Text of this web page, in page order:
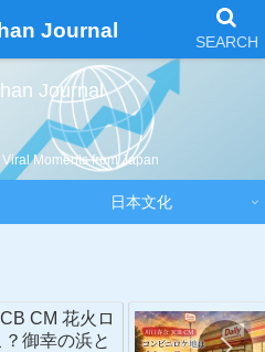
Journal
Moments from Japan
日本文化
CM 花火ロ
御幸の浜と
Journal